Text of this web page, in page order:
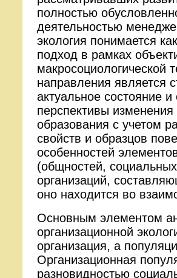
полностью
деятельностью
экология понимается
подход в рамках
макросоциологической
направления является
актуальное состояние
перспективы
образования с учетом
свойств и образцов
особенностей
(общностей,
организаций,
оно находится во
Основным элементом
организационной
организация, а
Организационная
разновидностью